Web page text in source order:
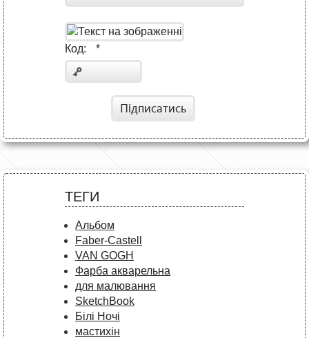
Код: *
Підписатись
ТЕГИ
Альбом
Faber-Castell
VAN GOGH
Фарба акварельна
для малювання
SketchBook
Білі Ночі
мастихін